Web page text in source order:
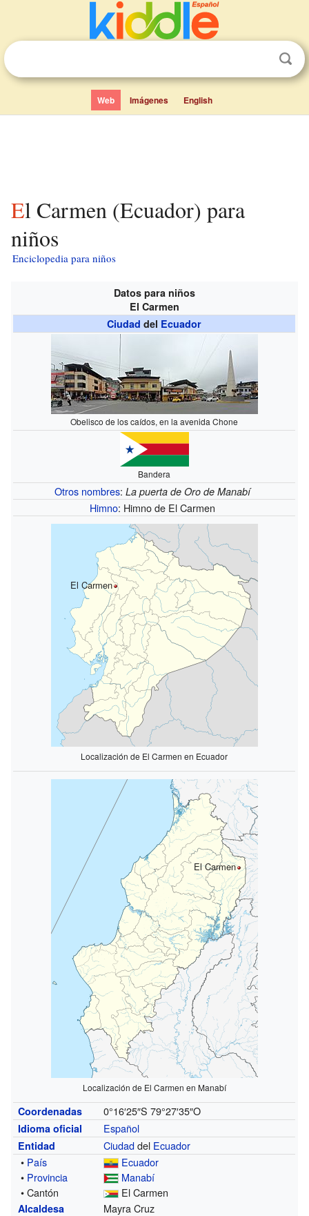
Web Imágenes English
El Carmen (Ecuador) para
niños
Enciclopedia para niños
Datos para niños
El Carmen
Ciudad del Ecuador
Obelisco de los caídos, en la avenida Chone
Bandera
Otros nombres: La puerta de Oro de Manabí
Himno: Himno de El Carmen
El Carmen
Localización de El Carmen en Ecuador
El Carmen
Localización de El Carmen en Manabí
Coordenadas 0°16′25″S 79°27′35″O
Idioma oficial Español
Entidad Ciudaddel Ecuador
• País
Ecuador
• Provincia
Manabí
• Cantón
El Carmen
Alcaldesa Mayra Cruz